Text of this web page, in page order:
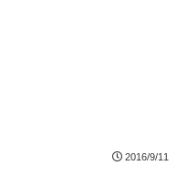
2016/9/11